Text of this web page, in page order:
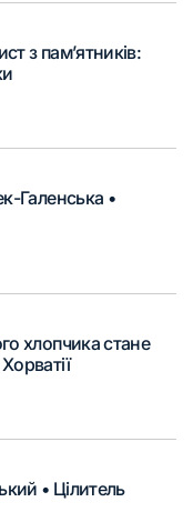
з пам’ятників:
Галенська •
хлопчика стане
• Цілитель